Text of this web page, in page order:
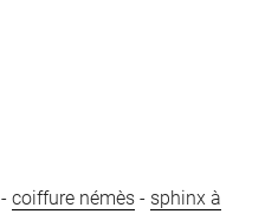
-coiffure némès - sphinx à